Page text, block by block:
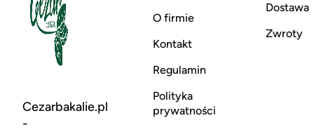
Cezarbakalie.pl
-
O firmie
Kontakt
Regulamin
Polityka
prywatności
Dostawa
Zwroty